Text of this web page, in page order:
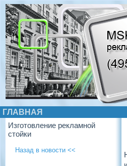
ГЛАВНАЯ
Изготовление рекламной
стойки
Назад в новости <<